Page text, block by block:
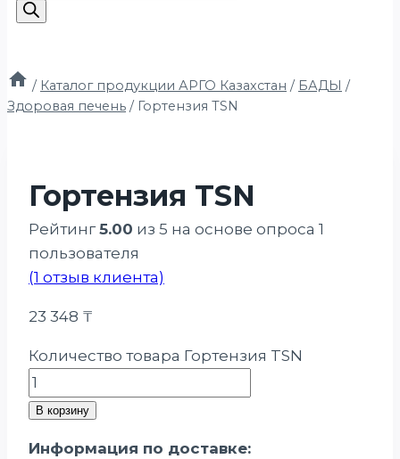
/ Каталог продукции АРГО Казахстан / БАДЫ /
Здоровая печень / Гортензия TSN
Гортензия TSN
Рейтинг5.00 из 5 на основе опроса 1
пользователя
(1 отзыв клиента)
23 348 ₸
Количество товара Гортензия TSN
В корзину
Информация по доставке: